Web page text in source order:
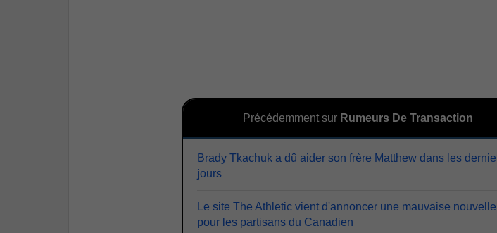
Précédemment sur Rumeurs De Transaction
Brady Tkachuk a dû aider son frère Matthew dans les
jours
Le site The Athletic vient d'annoncer une mauvaise nouvelle
pour les partisans du Canadien